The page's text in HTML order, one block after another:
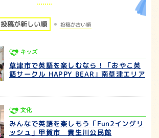
投稿が新しい順 投稿が古い順
キッズ
草津市で英語を楽しむなら！「おやこ英
語サークル HAPPY BEAR」南草津エリア
文化
みんなで英語を楽しもう「Fun2イングリ
ッシュ」甲賀市 貴生川公民館